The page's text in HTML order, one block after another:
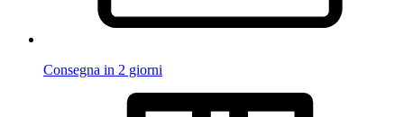
Consegna in 2 giorni